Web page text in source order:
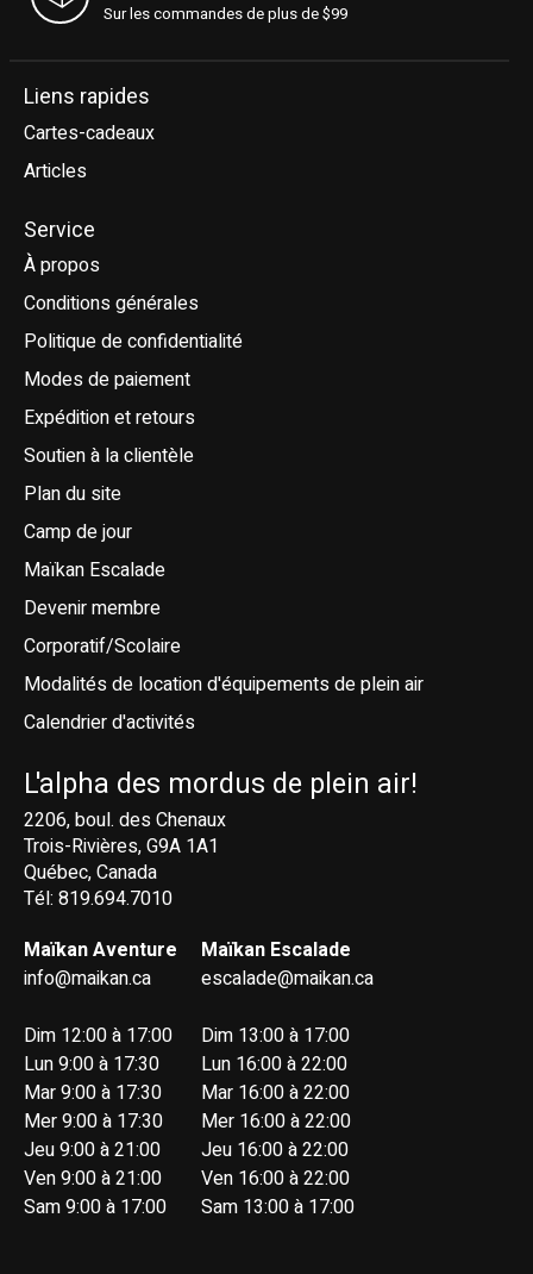
Sur les commandes de plus de $99
Liens rapides
Cartes-cadeaux
Articles
Service
À propos
Conditions générales
Politique de confidentialité
Modes de paiement
Expédition et retours
Soutien à la clientèle
Plan du site
Camp de jour
Maïkan Escalade
Devenir membre
Corporatif/Scolaire
Modalités de location d'équipements de plein air
Calendrier d'activités
L'alpha des mordus de plein air!
2206, boul. des Chenaux
Trois-Rivières, G9A 1A1
Québec, Canada
Tél: 819.694.7010
Maïkan Aventure
info@maikan.ca
Dim 12:00 à 17:00
Lun 9:00 à 17:30
Mar 9:00 à 17:30
Mer 9:00 à 17:30
Jeu 9:00 à 21:00
Ven 9:00 à 21:00
Sam 9:00 à 17:00
Maïkan Escalade
escalade@maikan.ca
Dim 13:00 à 17:00
Lun 16:00 à 22:00
Mar 16:00 à 22:00
Mer 16:00 à 22:00
Jeu 16:00 à 22:00
Ven 16:00 à 22:00
Sam 13:00 à 17:00